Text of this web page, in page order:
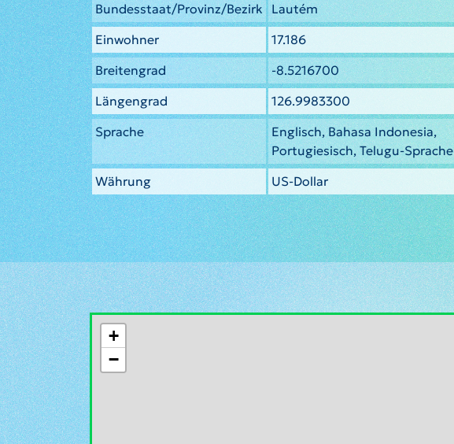
Bundesstaat/Provinz/Bezirk Lautém
Einwohner
17.186
Breitengrad
-8.5216700
Längengrad
126.9983300
Sprache
Englisch, Bahasa Indonesia,
Portugiesisch, Telugu-Sprache
Währung
US-Dollar
+
−